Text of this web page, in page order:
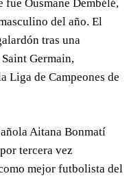
Ousmane Dembélé,
del año. El
tras una
Germain,
Liga de Campeones de
Aitana Bonmatí
tercera vez
mejor futbolista del